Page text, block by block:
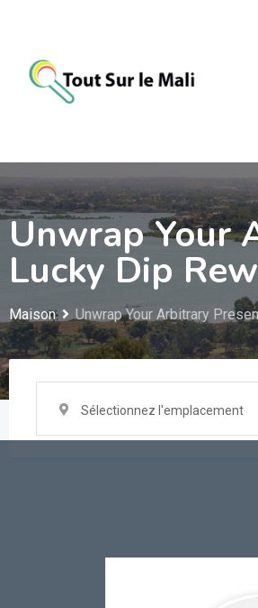
contenu
Unwrap Your
Lucky Dip
Maison Unwrap Your Arbitrary
Sélectionnez l'emplacement